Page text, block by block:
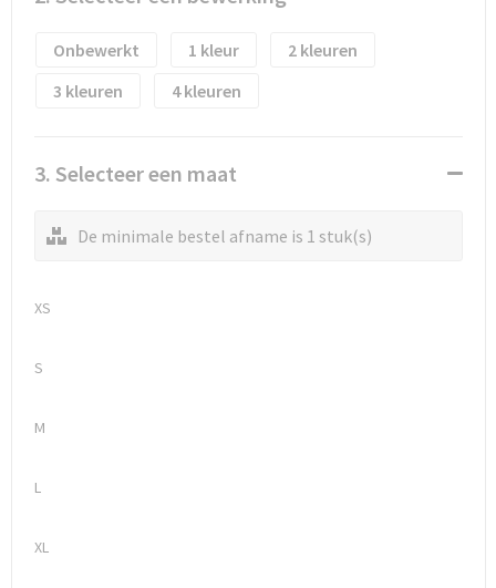
Reistassen
Rugzakken bedrukken
Tablettassen
Toilettassen
Trolleys
Veiligheidsvesten en Veiligheidshesjes
Oog- en gelaatsbescherming
Onbewerkt 1
2
3
4
3. Selecteer een maat
De minimale bestel afname is 1 stuk(s)
XS
S
M
L
XL